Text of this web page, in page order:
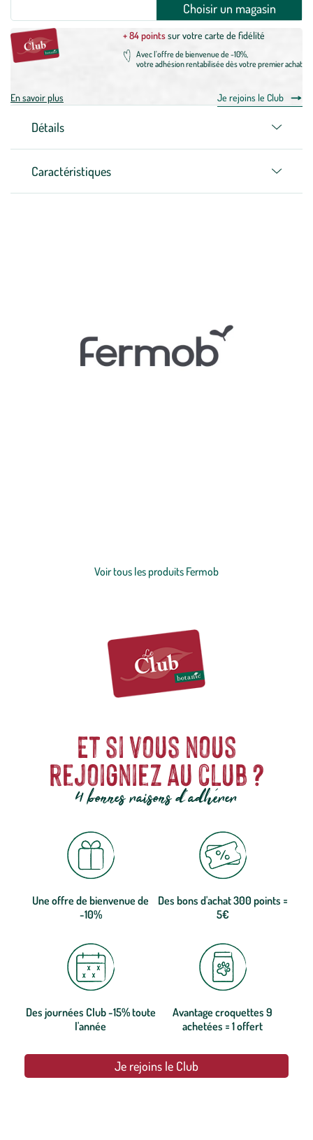
Choisir un magasin
+ 84 pointssur votre carte de fidélité
Avec l'offre de bienvenue de -10%,
votre adhésion rentabilisée dès votre premier achat
En savoir plus Je rejoins le Club
Détails
Caractéristiques
Voir tous les produits Fermob
Et si vous nous
rejoigniez au club ?
4 bonnes raisons d'adhérer
Une offre de bienvenue de
-10%
Des bons d'achat 300 points =
5€
Des journées Club -15% toute
l'année
Avantage croquettes 9
achetées = 1 offert
Je rejoins le Club